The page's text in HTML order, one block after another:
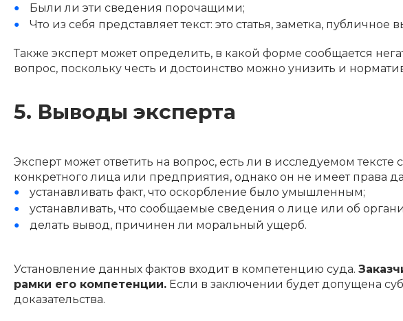
Были ли эти сведения порочащими;
Что из себя представляет текст: это статья, заметка,
Также эксперт может определить, в какой форме сообщается
вопрос, поскольку честь и достоинство можно унизить и
5. Выводы эксперта
Эксперт может ответить на вопрос, есть ли в исследуемом
конкретного лица или предприятия, однако он не имеет права
устанавливать факт, что оскорбление было умышленным;
устанавливать, что сообщаемые сведения о лице или об
делать вывод, причинен ли моральный ущерб.
Установление данных фактов входит в компетенцию суда.
рамки его компетенции. Если в заключении будет допущена
доказательства.